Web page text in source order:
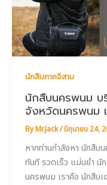
นักสืบภาคอีสาน
นักสืบนครพนม
จังหวัดนครพนม
ByMr.Jack/มิถุนายน 24,
หากท่านกำลังหา นักสืบ
ทันที รวดเร็ว แม่นยำ นั
นครพนม เราคือ นักสืบ